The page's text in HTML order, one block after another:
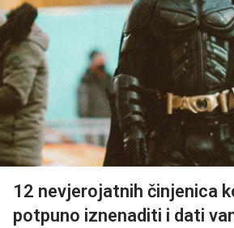
12 nevjerojatnih činjenica
potpuno iznenaditi i dati